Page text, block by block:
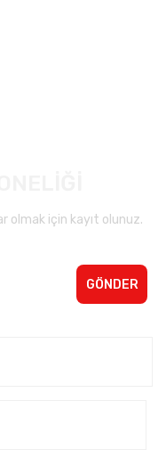
olmak için kayıt olunuz.
GÖNDER